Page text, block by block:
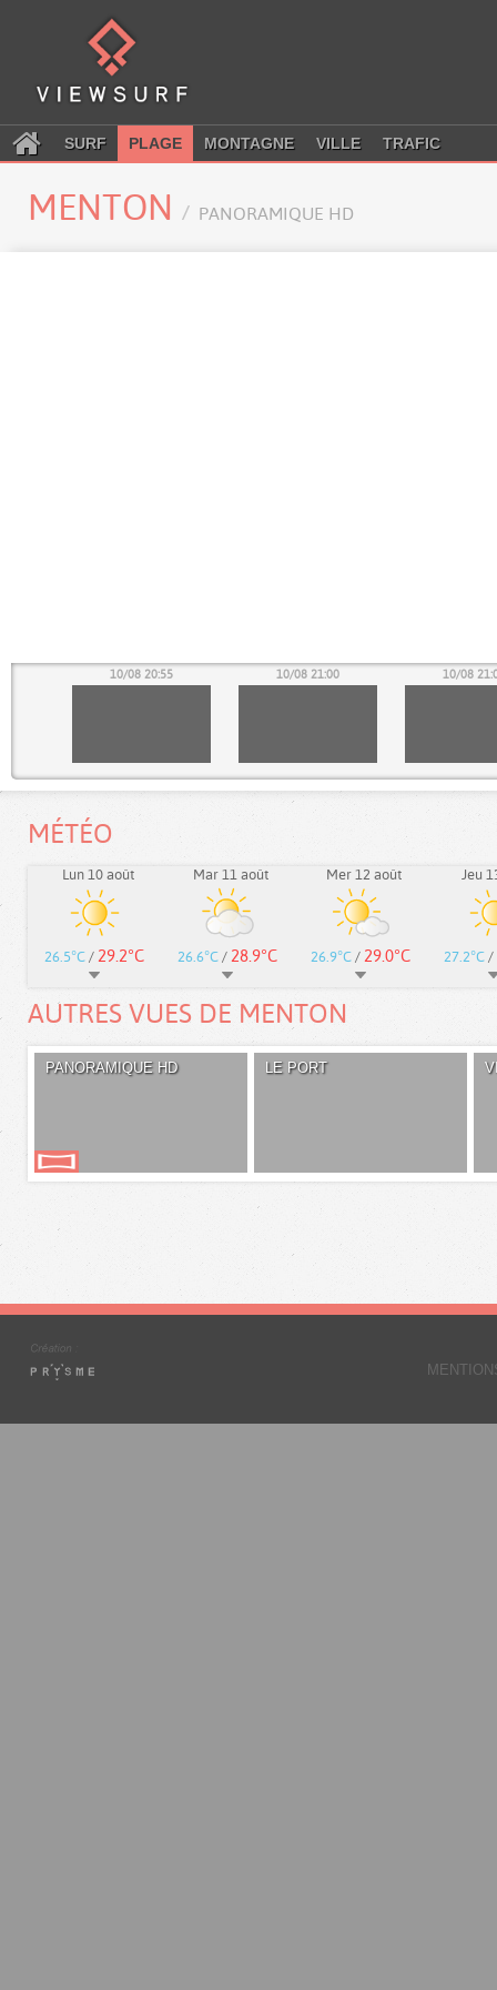
SURF PLAGE MONTAGNE VILLE TRAFIC
MENTON PANORAMIQUE HD
10/08 20:55 10/08 21:00 10/08
MÉTÉO
Lun 10 août
26.5°C / 29.2°C
Mar 11 août
26.6°C / 28.9°C
Mer 12 août
26.9°C / 29.0°C
Jeu
27.2°C /
AUTRES VUES DE MENTON
PANORAMIQUE HD LE PORT